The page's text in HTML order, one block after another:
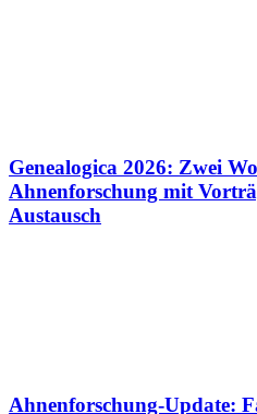
Genealogica 2026: Zwei
Ahnenforschung mit
Austausch
Ahnenforschung-Update: